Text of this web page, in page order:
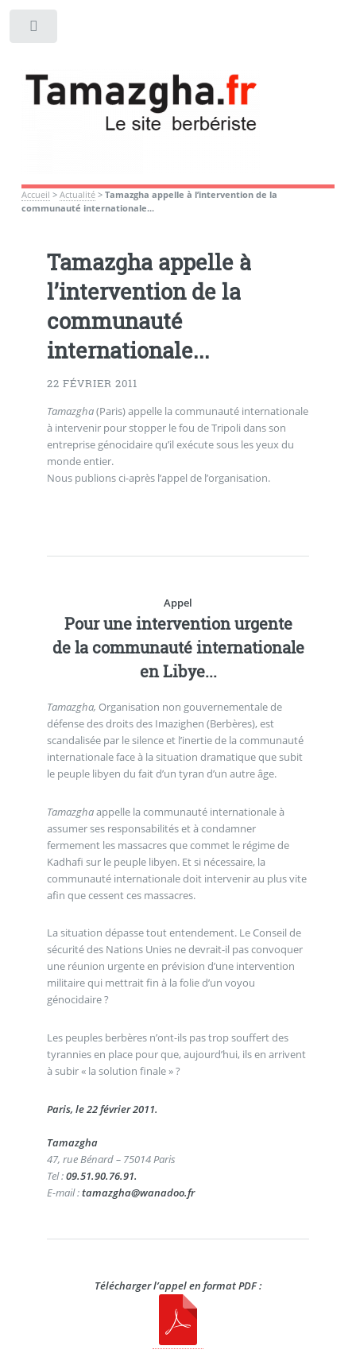
Accueil > Actualité> Tamazgha appelle à l’intervention de la
communauté internationale...
Tamazgha appelle à
l’intervention de la
communauté
internationale...
22 FÉVRIER 2011
Tamazgha(Paris) appelle la communauté internationale
à intervenir pour stopper le fou de Tripoli dans son
entreprise génocidaire qu’il exécute sous les yeux du
monde entier.
Nous publions ci-après l’appel de l’organisation.
Appel
Pour une intervention urgente
de la communauté internationale
en Libye...
Tamazgha, Organisation non gouvernementale de
défense des droits des Imazighen (Berbères), est
scandalisée par le silence et l’inertie de la communauté
internationale face à la situation dramatique que subit
le peuple libyen du fait d’un tyran d’un autre âge.
Tamazghaappelle la communauté internationale à
assumer ses responsabilités et à condamner
fermement les massacres que commet le régime de
Kadhafi sur le peuple libyen. Et si nécessaire, la
communauté internationale doit intervenir au plus vite
afin que cessent ces massacres.
La situation dépasse tout entendement. Le Conseil de
sécurité des Nations Unies ne devrait-il pas convoquer
une réunion urgente en prévision d’une intervention
militaire qui mettrait fin à la folie d’un voyou
génocidaire ?
Les peuples berbères n’ont-ils pas trop souffert des
tyrannies en place pour que, aujourd’hui, ils en arrivent
à subir « la solution finale » ?
Paris, le 22 février 2011.
Tamazgha
47, rue Bénard – 75014 Paris
Tel :09.51.90.76.91.
E-mail :tamazgha@wanadoo.fr
Télécharger l’appel en format PDF :